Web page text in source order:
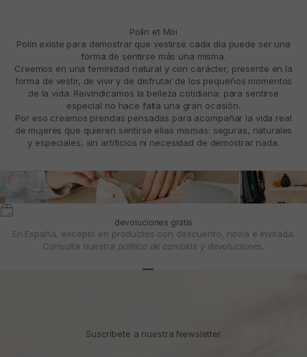
Polín et Moi
Polín existe para demostrar que vestirse cada día puede ser una
forma de sentirse más una misma.
Creemos en una feminidad natural y con carácter, presente en la
forma de vestir, de vivir y de disfrutar de los pequeños momentos
de la vida. Reivindicamos la belleza cotidiana: para sentirse
especial no hace falta una gran ocasión.
Por eso creamos prendas pensadas para acompañar la vida real
de mujeres que quieren sentirse ellas mismas: seguras, naturales
y especiales, sin artificios ni necesidad de demostrar nada.
devoluciones gratis
En España, excepto en productos con descuento, novia e Invitada.
Consulta nuestra política de cambios y devoluciones.
Suscríbete a nuestra Newsletter